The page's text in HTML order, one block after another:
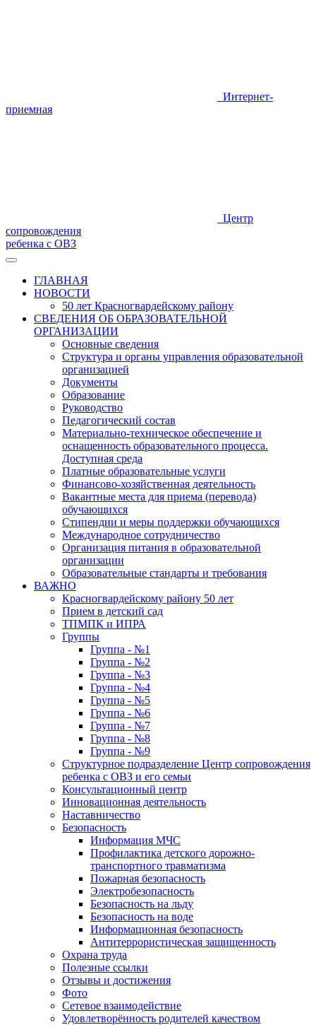
Интернет-
приемная
Центр
сопровождения
ребенка с ОВЗ
ГЛАВНАЯ
НОВОСТИ
50 лет Красногвардейскому району
СВЕДЕНИЯ ОБ ОБРАЗОВАТЕЛЬНОЙ
ОРГАНИЗАЦИИ
Основные сведения
Структура и органы управления образовательной
организацией
Документы
Образование
Руководство
Педагогический состав
Материально-техническое обеспечение и
оснащенность образовательного процесса.
Доступная среда
Платные образовательные услуги
Финансово-хозяйственная деятельность
Вакантные места для приема (перевода)
обучающихся
Стипендии и меры поддержки обучающихся
Международное сотрудничество
Организация питания в образовательной
организации
Образовательные стандарты и требования
ВАЖНО
Красногвардейскому району 50 лет
Прием в детский сад
ТПМПК и ИПРА
Группы
Группа - №1
Группа - №2
Группа - №3
Группа - №4
Группа - №5
Группа - №6
Группа - №7
Группа - №8
Группа - №9
Структурное подразделение Центр сопровождения
ребенка с ОВЗ и его семьи
Консультационный центр
Инновационная деятельность
Наставничество
Безопасность
Информация МЧС
Профилактика детского дорожно-
транспортного травматизма
Пожарная безопасность
Электробезопасность
Безопасность на льду
Безопасность на воде
Информационная безопасность
Антитеррористическая защищенность
Охрана труда
Полезные ссылки
Отзывы и достижения
Фото
Сетевое взаимодействие
Удовлетворённость родителей качеством